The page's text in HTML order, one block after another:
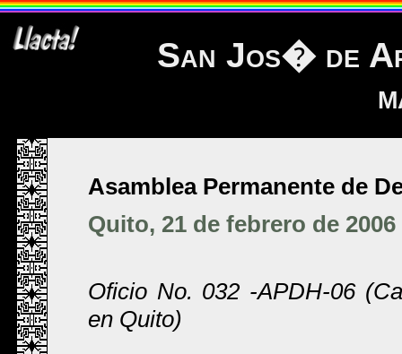
San Jos� de
Asamblea Permanente de
Quito, 21 de febrero de 2006
Oficio No. 032 -APDH-06
en Quito)